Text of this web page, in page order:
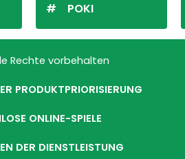
POKI
Rechte vorbehalten
PRODUKTPRIORISIERUNG
ONLINE-SPIELE
DER DIENSTLEISTUNG